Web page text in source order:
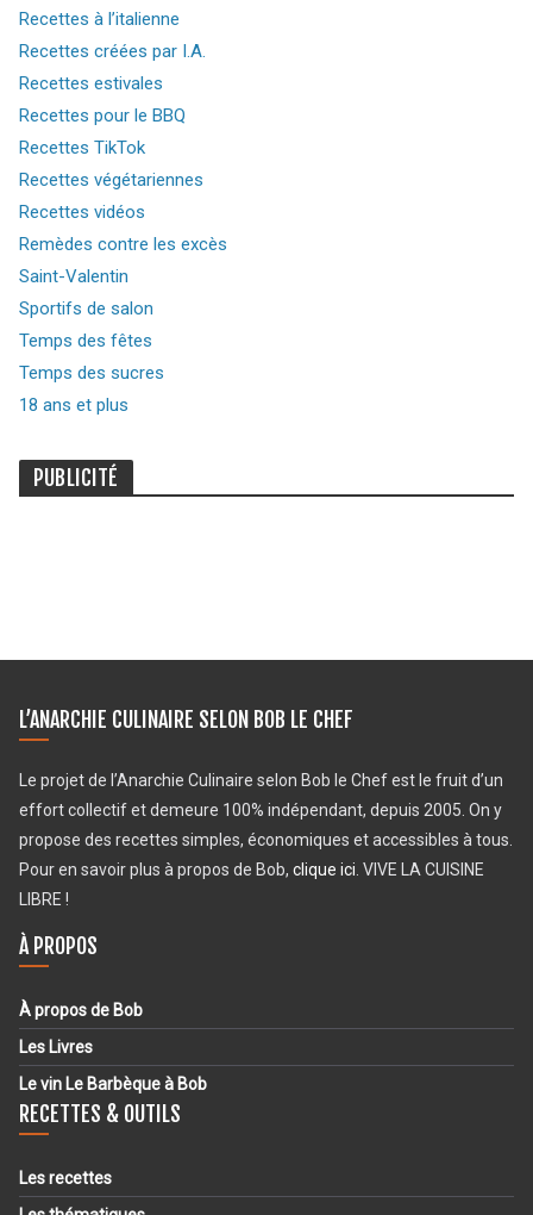
Recettes à l’italienne
Recettes créées par I.A.
Recettes estivales
Recettes pour le BBQ
Recettes TikTok
Recettes végétariennes
Recettes vidéos
Remèdes contre les excès
Saint-Valentin
Sportifs de salon
Temps des fêtes
Temps des sucres
18 ans et plus
PUBLICITÉ
L’ANARCHIE CULINAIRE SELON BOB LE CHEF
Le projet de l’Anarchie Culinaire selon Bob le Chef est le fruit d’un
effort collectif et demeure 100% indépendant, depuis 2005. On y
propose des recettes simples, économiques et accessibles à tous.
Pour en savoir plus à propos de Bob, clique ici. VIVE LA CUISINE
LIBRE !
À PROPOS
À propos de Bob
Les Livres
Le vin Le Barbèque à Bob
RECETTES & OUTILS
Les recettes